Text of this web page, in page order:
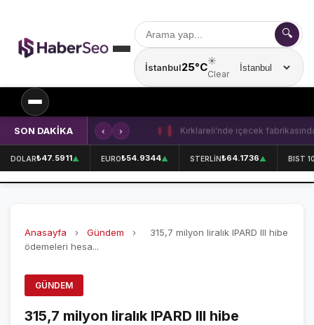
🔍
İstanbul25°C☀️
Clear
Şehir seçin
SPOR
SPOR HABERLERİ
FENERBAHÇE
ÖZEL SAYFALAR
SON DAKİKA ‹ › Kırklareli'nde içecek fabrikasında
DOLAR₺47.5911▲ EURO₺54.9344▲ STERLİN₺64.1736▲ BIST
Anasayfa › Gündem ›
315,7 milyon liralık IPARD III hibe
ödemeleri hesa...
GÜNDEM
315,7 milyon liralık IPARD III hibe